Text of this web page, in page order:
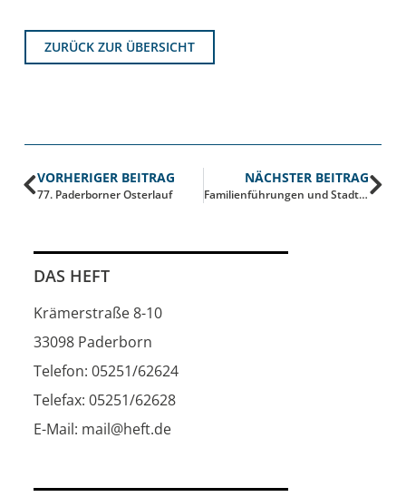
ZURÜCK ZUR ÜBERSICHT
VORHERIGER BEITRAG
77. Paderborner Osterlauf
NÄCHSTER BEITRAG
Familienführungen und Stadtrundgänge zu Ostern
DAS HEFT
Krämerstraße 8-10
33098 Paderborn
Telefon: 05251/62624
Telefax: 05251/62628
E-Mail: mail@heft.de